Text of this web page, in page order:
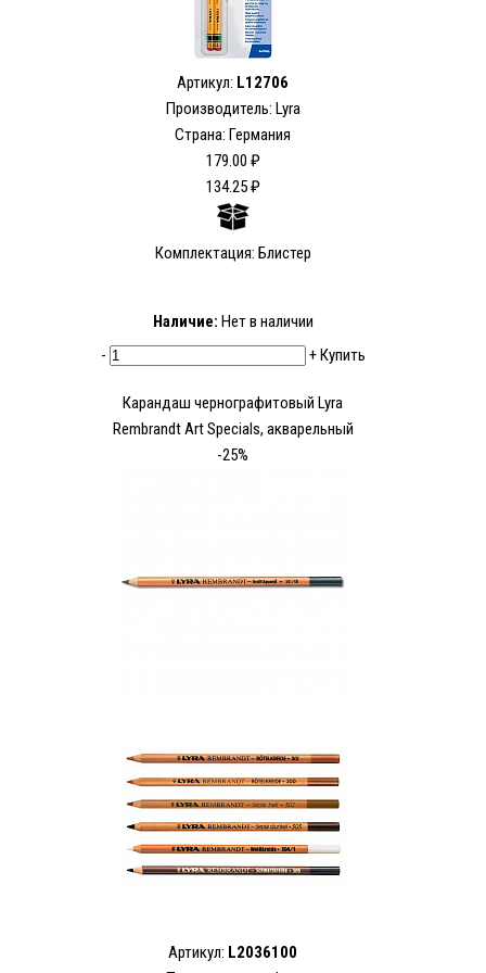
Артикул: L12706
Производитель: Lyra
Страна: Германия
179.00 ₽
134.25 ₽
Комплектация: Блистер
Наличие: Нет в наличии
-
+Купить
Карандаш чернографитовый Lyra
Rembrandt Art Specials, акварельный
-25%
Артикул: L2036100